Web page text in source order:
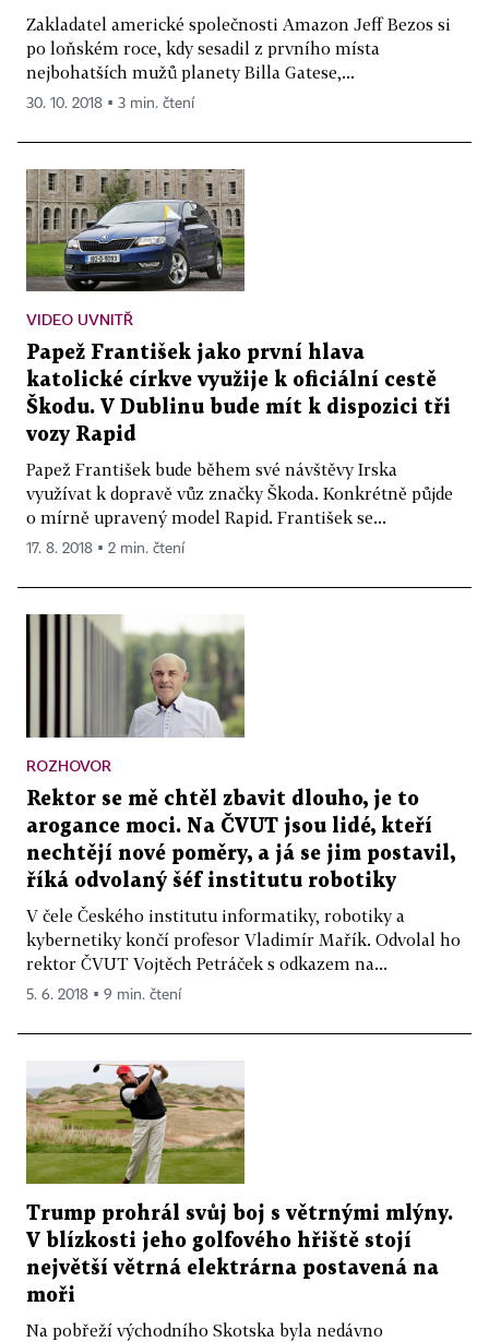
Zakladatel americké společnosti Amazon Jeff Bezos si
po loňském roce, kdy sesadil z prvního místa
nejbohatších mužů planety Billa Gatese,...
30. 10. 2018 ▪ 3 min. čtení
VIDEO UVNITŘ
Papež František jako první hlava
katolické církve využije k oficiální cestě
Škodu. V Dublinu bude mít k dispozici tři
vozy Rapid
Papež František bude během své návštěvy Irska
využívat k dopravě vůz značky Škoda. Konkrétně půjde
o mírně upravený model Rapid. František se...
17. 8. 2018 ▪ 2 min. čtení
ROZHOVOR
Rektor se mě chtěl zbavit dlouho, je to
arogance moci. Na ČVUT jsou lidé, kteří
nechtějí nové poměry, a já se jim postavil,
říká odvolaný šéf institutu robotiky
V čele Českého institutu informatiky, robotiky a
kybernetiky končí profesor Vladimír Mařík. Odvolal ho
rektor ČVUT Vojtěch Petráček s odkazem na...
5. 6. 2018 ▪ 9 min. čtení
Trump prohrál svůj boj s větrnými mlýny.
V blízkosti jeho golfového hřiště stojí
největší větrná elektrárna postavená na
moři
Na pobřeží východního Skotska byla nedávno